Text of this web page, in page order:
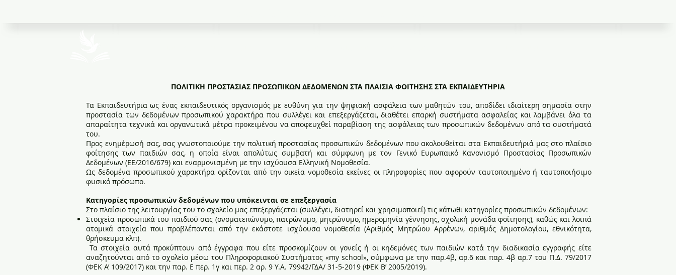
ΠΟΛΙΤΙΚΗ ΠΡΟΣΤΑΣΙΑΣ ΠΡΟΣΩΠΙΚΩΝ ΔΕΔΟΜΕΝΩΝ ΣΤΑ ΠΛΑΙΣΙΑ ΦΟΙΤΗΣΗΣ ΣΤΑ ΕΚΠΑΙΔΕΥΤΗΡΙΑ
Τα Εκπαιδευτήρια ως ένας εκπαιδευτικός οργανισμός με ευθύνη για την ψηφιακή ασφάλεια των μαθητών του, αποδίδει ιδιαίτερη σημασία στην
προστασία των δεδομένων προσωπικού χαρακτήρα που συλλέγει και επεξεργάζεται, διαθέτει επαρκή συστήματα ασφαλείας και λαμβάνει όλα τα
απαραίτητα τεχνικά και οργανωτικά μέτρα προκειμένου να αποφευχθεί παραβίαση της ασφάλειας των προσωπικών δεδομένων από τα συστήματά
του.
Προς ενημέρωσή σας, σας γνωστοποιούμε την πολιτική προστασίας προσωπικών δεδομένων που ακολουθείται στα Εκπαιδευτήριά μας στο πλαίσιο
φοίτησης των παιδιών σας, η οποία είναι απολύτως συμβατή και σύμφωνη με τον Γενικό Ευρωπαικό Κανονισμό Προστασίας Προσωπικών
Δεδομένων (ΕΕ/2016/679) και εναρμονισμένη με την ισχύουσα Ελληνική Νομοθεσία.
Ως δεδομένα προσωπικού χαρακτήρα ορίζονται από την οικεία νομοθεσία εκείνες οι πληροφορίες που αφορούν ταυτοποιημένο ή ταυτοποιήσιμο
φυσικό πρόσωπο.
Κατηγορίες προσωπικών δεδομένων που υπόκεινται σε επεξεργασία
Στο πλαίσιο της λειτουργίας του το σχολείο μας επεξεργάζεται (συλλέγει, διατηρεί και χρησιμοποιεί) τις κάτωθι κατηγορίες προσωπικών δεδομένων:
Στοιχεία προσωπικά του παιδιού σας (ονοματεπώνυμο, πατρώνυμο, μητρώνυμο, ημερομηνία γέννησης, σχολική μονάδα φοίτησης), καθώς και λοιπά
ατομικά στοιχεία που προβλέπονται από την εκάστοτε ισχύουσα νομοθεσία (Αριθμός Μητρώου Αρρένων, αριθμός Δημοτολογίου, εθνικότητα,
θρήσκευμα κλπ).
Τα στοιχεία αυτά προκύπτουν από έγγραφα που είτε προσκομίζουν οι γονείς ή οι κηδεμόνες των παιδιών κατά την διαδικασία εγγραφής είτε
αναζητούνται από το σχολείο μέσω του Πληροφοριακού Συστήματος «my school», σύμφωνα με την παρ.4β, αρ.6 και παρ. 4β αρ.7 του Π.Δ. 79/2017
(ΦΕΚ Α’ 109/2017) και την παρ. Ε περ. 1γ και περ. 2 αρ. 9 Υ.Α. 79942/ΓΔΑ/ 31-5-2019 (ΦΕΚ Β’ 2005/2019).